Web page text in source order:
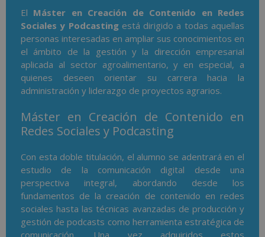
El Máster en Creación de Contenido en Redes
Sociales y Podcastingestá dirigido a todas aquellas
personas interesadas en ampliar sus conocimientos en
el ámbito de la gestión y la dirección empresarial
aplicada al sector agroalimentario, y en especial, a
quienes deseen orientar su carrera hacia la
administración y liderazgo de proyectos agrarios.
Máster en Creación de Contenido en
Redes Sociales y Podcasting
Con esta doble titulación, el alumno se adentrará en el
estudio de la comunicación digital desde una
perspectiva integral, abordando desde los
fundamentos de la creación de contenido en redes
sociales hasta las técnicas avanzadas de producción y
gestión de podcasts como herramienta estratégica de